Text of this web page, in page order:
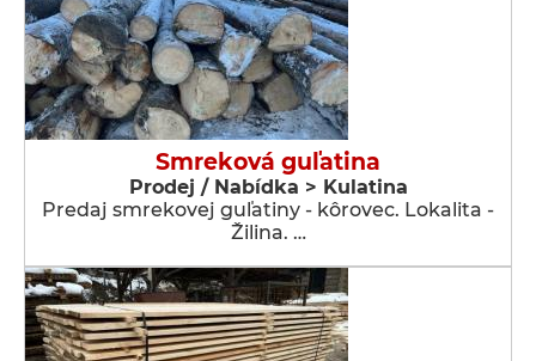
Smreková guľatina
Prodej / Nabídka > Kulatina
Predaj smrekovej guľatiny - kôrovec. Lokalita -
Žilina. …